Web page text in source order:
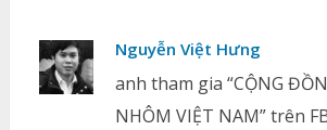
Nguyễn Việt Hưng
anh tham gia “CỘNG
NHÔM VIỆT NAM” trên